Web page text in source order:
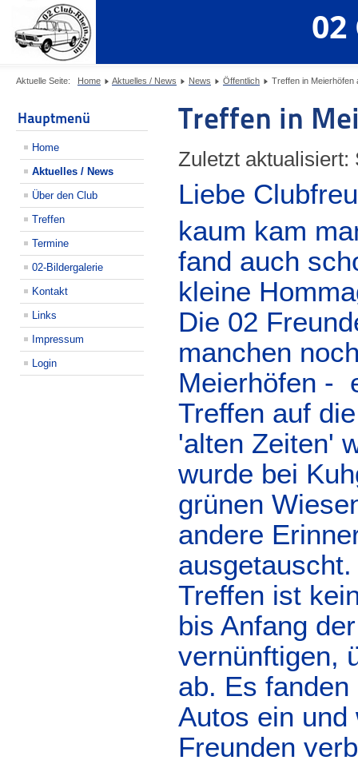
02
Aktuelle Seite: Home Aktuelles / News News Öffentlich Treffen in Meierhöfen
Hauptmenü
Home
Aktuelles / News
Über den Club
Treffen
Termine
02-Bildergalerie
Kontakt
Links
Impressum
Login
Treffen in
Zuletzt aktualisiert:
Liebe
kaum kam
fand auch
kleine
Die 02
manchen
Meierhöfen -
Treffen auf
'alten Zeiten'
wurde bei
grünen
andere
Treffen ist
bis Anfang
vernünftigen,
ab. Es
Autos ein und
Freunden